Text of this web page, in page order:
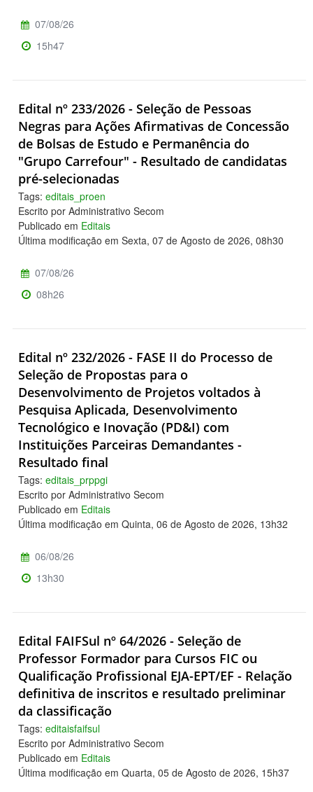
07/08/26
15h47
Edital nº 233/2026 - Seleção de Pessoas
Negras para Ações Afirmativas de Concessão
de Bolsas de Estudo e Permanência do
"Grupo Carrefour" - Resultado de candidatas
pré-selecionadas
Tags: editais_proen
Escrito por Administrativo Secom
Publicado em Editais
Última modificação em Sexta, 07 de Agosto de 2026, 08h30
07/08/26
08h26
Edital nº 232/2026 - FASE II do Processo de
Seleção de Propostas para o
Desenvolvimento de Projetos voltados à
Pesquisa Aplicada, Desenvolvimento
Tecnológico e Inovação (PD&I) com
Instituições Parceiras Demandantes -
Resultado final
Tags: editais_prppgi
Escrito por Administrativo Secom
Publicado em Editais
Última modificação em Quinta, 06 de Agosto de 2026, 13h32
06/08/26
13h30
Edital FAIFSul nº 64/2026 - Seleção de
Professor Formador para Cursos FIC ou
Qualificação Profissional EJA-EPT/EF - Relação
definitiva de inscritos e resultado preliminar
da classificação
Tags: editaisfaifsul
Escrito por Administrativo Secom
Publicado em Editais
Última modificação em Quarta, 05 de Agosto de 2026, 15h37